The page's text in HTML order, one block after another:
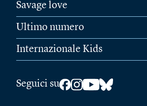
Savage love
Ultimo numero
Internazionale Kids
Seguici su